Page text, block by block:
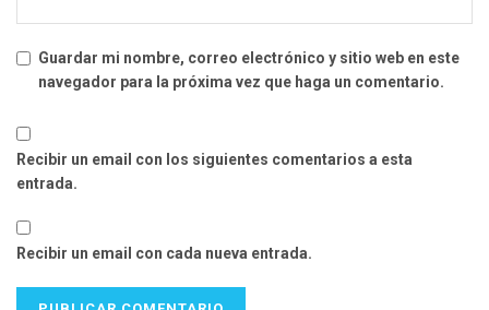
Guardar mi nombre, correo electrónico y sitio web en este
navegador para la próxima vez que haga un comentario.
Recibir un email con los siguientes comentarios a esta
entrada.
Recibir un email con cada nueva entrada.